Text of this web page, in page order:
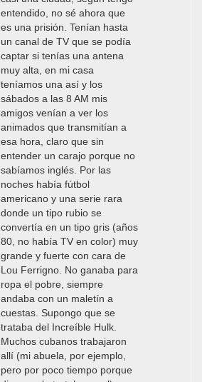
entendido, no sé ahora que
es una prisión. Tenían hasta
un canal de TV que se podía
captar si tenías una antena
muy alta, en mi casa
teníamos una así y los
sábados a las 8 AM mis
amigos venían a ver los
animados que transmitían a
esa hora, claro que sin
entender un carajo porque no
sabíamos inglés. Por las
noches había fútbol
americano y una serie rara
donde un tipo rubio se
convertía en un tipo gris (años
80, no había TV en color) muy
grande y fuerte con cara de
Lou Ferrigno. No ganaba para
ropa el pobre, siempre
andaba con un maletín a
cuestas. Supongo que se
trataba del Increíble Hulk.
Muchos cubanos trabajaron
allí (mi abuela, por ejemplo,
pero por poco tiempo porque